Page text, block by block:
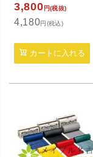
3,800 円(税抜)
4,180円(税込)
カートに入れる